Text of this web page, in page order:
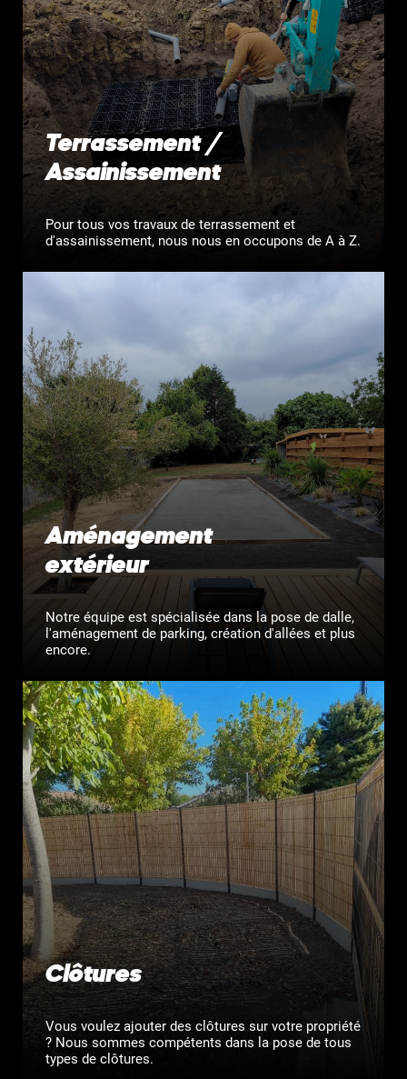
Terrassement /
Assainissement
Pour tous vos travaux de terrassement et
d'assainissement, nous nous en occupons de A à Z.
Aménagement
extérieur
Notre équipe est spécialisée dans la pose de dalle,
l'aménagement de parking, création d'allées et plus
encore.
Clôtures
Vous voulez ajouter des clôtures sur votre propriété
? Nous sommes compétents dans la pose de tous
types de clôtures.